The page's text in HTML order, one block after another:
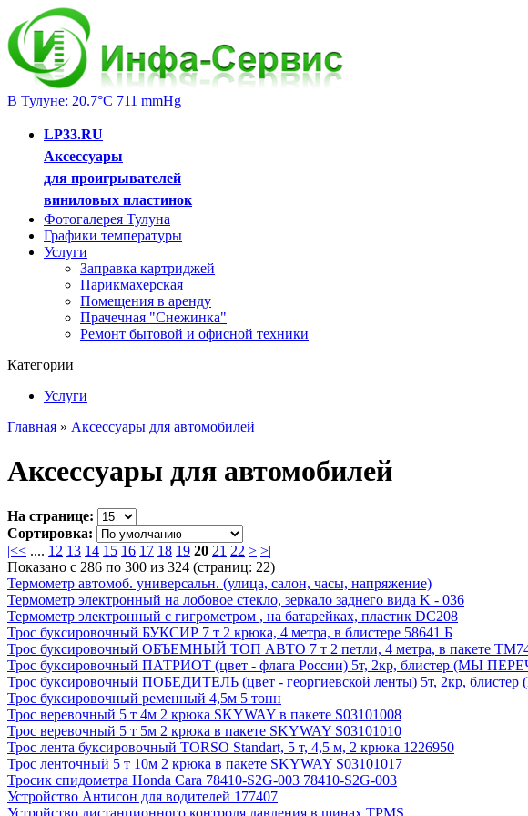
В Тулуне: 20.7°C 711 mmHg
LP33.RU
Аксессуары
для проигрывателей
виниловых пластинок
Фотогалерея Тулуна
Графики температуры
Услуги
Заправка картриджей
Парикмахерская
Помещения в аренду
Прачечная "Снежинка"
Ремонт бытовой и офисной техники
Категории
Услуги
Главная » Аксессуары для автомобилей
Аксессуары для автомобилей
На странице:
Сортировка:
|<< .... 12 13 14 15 16 17 18 19 20 21 22 > >|
Показано с 286 по 300 из 324 (страниц: 22)
Термометр автомоб. универсальн. (улица, салон, часы, напряжение)
Термометр электронный на лобовое стекло, зеркало заднего вида K - 036
Термометр электронный с гигрометром , на батарейках, пластик DC208
Трос буксировочный БУКСИР 7 т 2 крюка, 4 метра, в блистере 58641 Б
Трос буксировочный ОБЪЕМНЫЙ ТОП АВТО 7 т 2 петли, 4 метра, в пакете
Трос буксировочный ПАТРИОТ (цвет - флага России) 5т, 2кр, блистер
Трос буксировочный ПОБЕДИТЕЛЬ (цвет - георгиевской ленты) 5т, 2кр,
Трос буксировочный ременный 4,5м 5 тонн
Трос веревочный 5 т 4м 2 крюка SKYWAY в пакете S03101008
Трос веревочный 5 т 5м 2 крюка в пакете SKYWAY S03101010
Трос лента буксировочный TORSO Standart, 5 т, 4,5 м, 2 крюка 1226950
Трос ленточный 5 т 10м 2 крюка в пакете SKYWAY S03101017
Тросик спидометра Honda Cara 78410-S2G-003 78410-S2G-003
Устройство Антисон для водителей 177407
Устройство дистанционного контроля давления в шинах TPMS